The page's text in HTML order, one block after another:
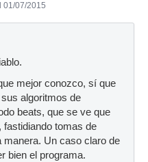
01/07/2015
mejor conozco, sí que
algoritmos de
beats, que se ve que
fastidiando tomas de
Un caso claro de
bien el programa.